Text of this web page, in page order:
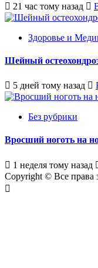
21 час тому назад
Здоровье и
Шейный
5 дней тому назад
Без рубрики
Вросший ноготь на
1 неделя тому назад
Copyright © Все